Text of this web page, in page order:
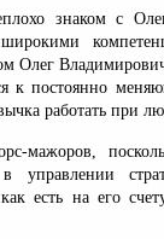
знаком с
широкими
Олег
к постоянно
работать при
мажоров,
управлении
есть на его